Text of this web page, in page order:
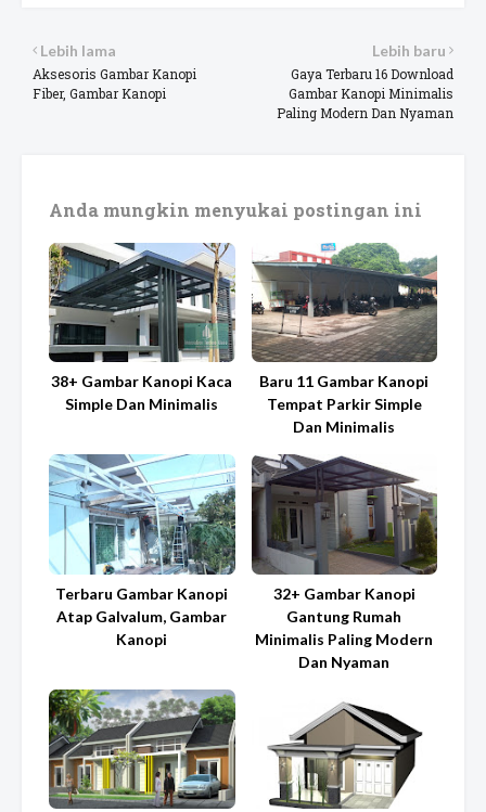
Lebih baru
Gaya Terbaru 16 Download
Gambar Kanopi Minimalis
Paling Modern Dan Nyaman
Lebih lama
Aksesoris Gambar Kanopi
Fiber, Gambar Kanopi
Anda mungkin menyukai postingan ini
38+ Gambar Kanopi Kaca
Simple Dan Minimalis
Baru 11 Gambar Kanopi
Tempat Parkir Simple
Dan Minimalis
Terbaru Gambar Kanopi
Atap Galvalum, Gambar
Kanopi
32+ Gambar Kanopi
Gantung Rumah
Minimalis Paling Modern
Dan Nyaman